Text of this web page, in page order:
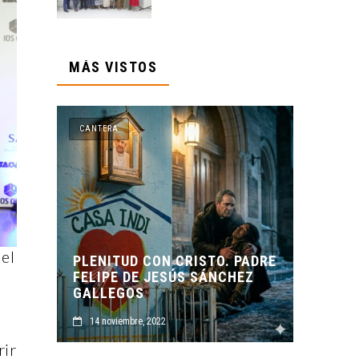
MÁS VISTOS
CANTERA
ORIGEN Y PROPÓSITO DE
CASA INDI
14 noviembre, 2022